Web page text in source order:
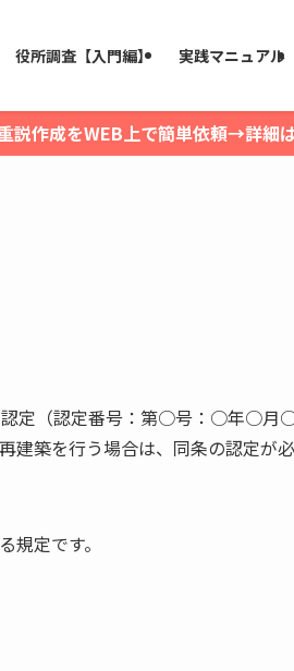
役所調査【入門編】 実践マニュアル
説作成をWEB上で簡単依頼→詳細
認定（認定番号：第○号：○年○月
建築を行う場合は、同条の認定が
定です。